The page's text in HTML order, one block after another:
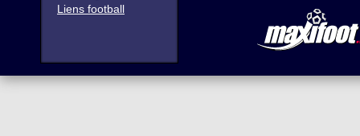
Liens football